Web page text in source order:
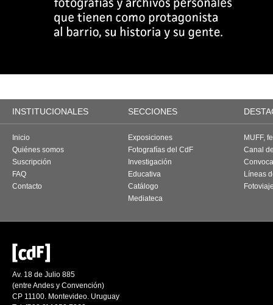
INSTITUCIONALES SECCIONES
Inicio
Quiénes somos
Suscripción
FAQ
Contacto
Exposiciones
Fotografías del CdF
Investigación
Educativa
Catálogo
Mediateca
MUFF,
Canal
Líneas
Av. 18 de Julio 885
(entre Andes y Convención)
CP 11100. Montevideo. Uruguay